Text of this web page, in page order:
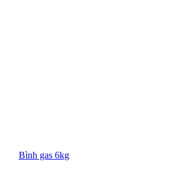
Bình gas 6kg